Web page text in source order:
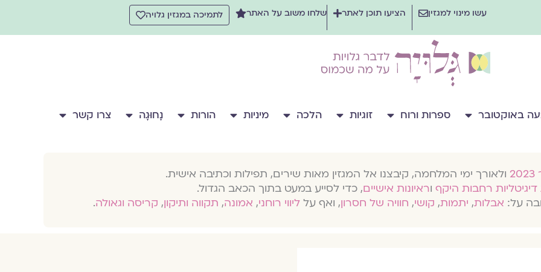
עשו מינוי למגזין הציעו תוכן לאתר שלחו משוב על האתר לתמיכה במגזין גלויה
באוקטובר ספרות ורוח זוגיות הלכה מיניות הורות נָחוּגָה צרו קשר
ולאורך ימי המלחמה, קיבצנו אל המגזין מאות שירים, תפילות וכתיבה אישית.
רחבות היקף וראיונות אישיים, כדי לסייע במעט בתוך הכאב הגדול.
על: אבלות, יתמות, קושי, חוויה של חסרון, ואף על ליווי רוחני, אמונה, תקווה ותיקון, קריסה וגאולה.